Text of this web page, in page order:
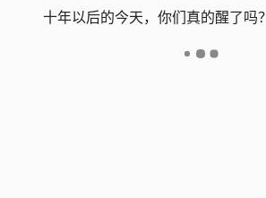
十年以后的今天，你们真的醒了吗？